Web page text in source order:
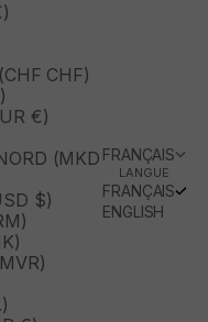
CHF)
€)
(MKD
$)
MAROC (MAD د.م.)
FRANÇAIS
LANGUE
FRANÇAIS
ENGLISH